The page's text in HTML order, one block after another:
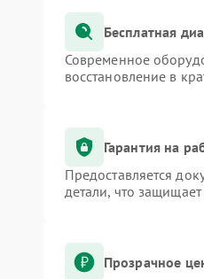
Бесплатная
Современное
восстановление в
Гарантия на
Предоставляется
детали, что
Прозрачное